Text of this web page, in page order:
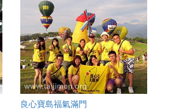
良心寶島福氣滿門